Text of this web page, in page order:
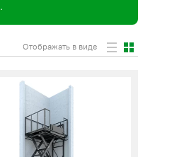
.
Отображать в виде